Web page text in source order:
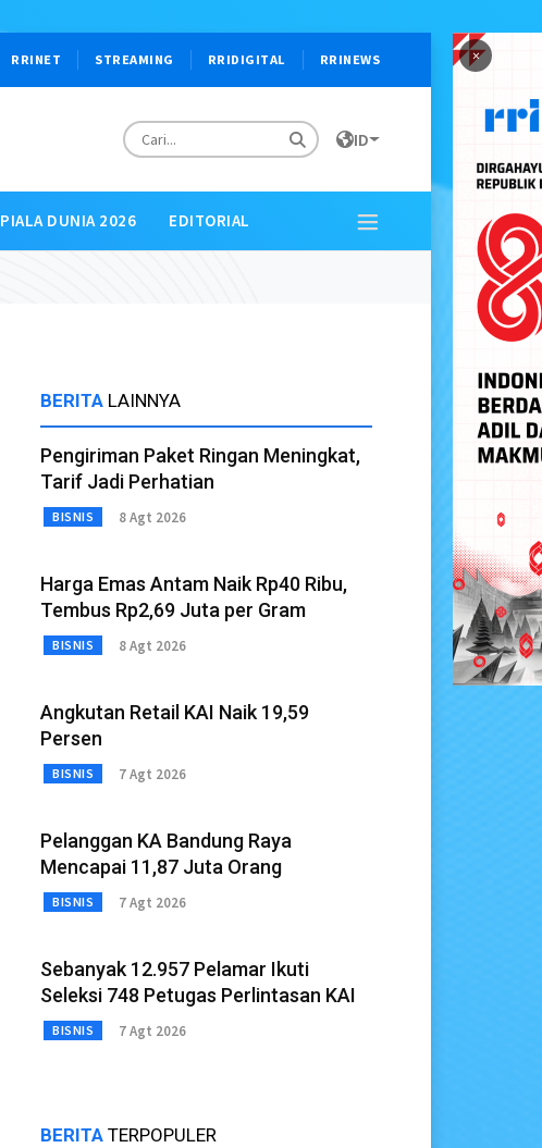
×
RRINET STREAMING RRIDIGITAL RRINEWS
ID
PIALA DUNIA 2026 EDITORIAL
BERITA LAINNYA
Pengiriman Paket Ringan Meningkat,
Tarif Jadi Perhatian
BISNIS 8 Agt 2026
Harga Emas Antam Naik Rp40 Ribu,
Tembus Rp2,69 Juta per Gram
BISNIS 8 Agt 2026
Angkutan Retail KAI Naik 19,59
Persen
BISNIS 7 Agt 2026
Pelanggan KA Bandung Raya
Mencapai 11,87 Juta Orang
BISNIS 7 Agt 2026
Sebanyak 12.957 Pelamar Ikuti
Seleksi 748 Petugas Perlintasan KAI
BISNIS 7 Agt 2026
BERITA TERPOPULER